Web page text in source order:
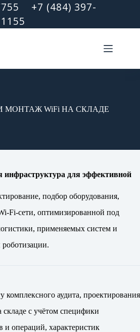
+7 (484) 397-
1155
МОНТАЖ WiFi НА СКЛАДЕ
инфраструктура для эффективной
подбор оборудования,
Fi-сети, оптимизированной под
применяемых систем и
роботизации.
комплексного аудита, проектирования
с учётом специфики
и операций, характеристик